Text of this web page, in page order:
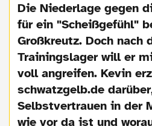
Die Niederlage gegen
für ein "Scheißgefühl"
Großkreutz. Doch nach
Trainingslager will er
voll angreifen. Kevin
schwatzgelb.de
Selbstvertrauen in der
wie vor da ist und